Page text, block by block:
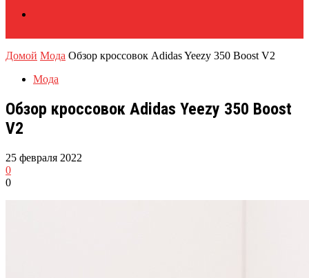
Домой Мода Обзор кроссовок Adidas Yeezy 350 Boost V2
Мода
Обзор кроссовок Adidas Yeezy 350 Boost
V2
25 февраля 2022
0
0